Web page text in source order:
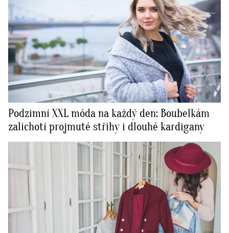
Podzimní XXL móda na každý den: Boubelkám
zalichotí projmuté střihy i dlouhé kardigany